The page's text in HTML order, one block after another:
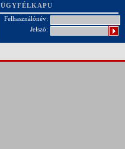
ÜGYFÉLKAPU
Felhasználónév:
Jelszó: